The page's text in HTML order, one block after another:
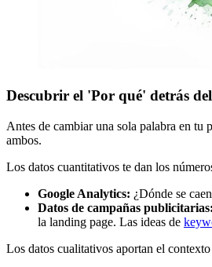
Descubrir el 'Por qué' detrás
Antes de cambiar una sola palabra en tu
ambos.
Los datos cuantitativos te dan los
Google Analytics: ¿Dónde se
Datos de campañas publicitarias:
la landing page. Las ideas de
Los datos cualitativos aportan el